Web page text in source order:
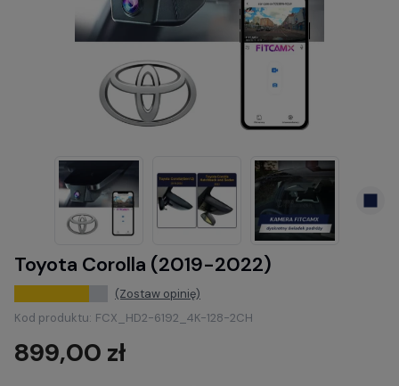
Toyota Corolla (2019-2022)
(Zostaw opinię)
Kod produktu: FCX_HD2-6192_4K-128-2CH
899,00 zł